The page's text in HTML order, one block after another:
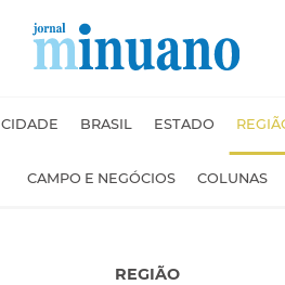
CIDADE BRASIL ESTADO
CAMPO E NEGÓCIOS COLUNAS
REGIÃO